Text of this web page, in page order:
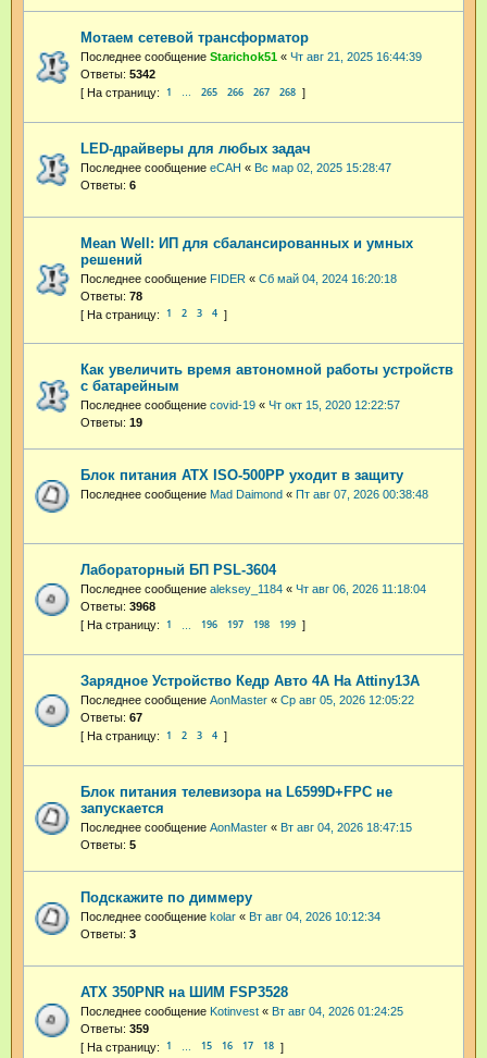
Мотаем сетевой трансформатор
Последнее сообщение Starichok51 « Чт авг 21, 2025 16:44:39
Ответы: 5342
1 … 265 266 267 268
LED-драйверы для любых задач
Последнее сообщение eCAH « Вс мар 02, 2025 15:28:47
Ответы: 6
Mean Well: ИП для сбалансированных и умных
решений
Последнее сообщение FIDER « Сб май 04, 2024 16:20:18
Ответы: 78
1 2 3 4
Как увеличить время автономной работы устройств
с батарейным
Последнее сообщение covid-19 « Чт окт 15, 2020 12:22:57
Ответы: 19
Блок питания ATX ISO-500PP уходит в защиту
Последнее сообщение Mad Daimond « Пт авг 07, 2026 00:38:48
Лабораторный БП PSL-3604
Последнее сообщение aleksey_1184 « Чт авг 06, 2026 11:18:04
Ответы: 3968
1 196 197 198 199
Зарядное Устройство Кедр Авто 4А На Attiny13A
Последнее сообщение AonMaster « Ср авг 05, 2026 12:05:22
Ответы: 67
1 2 3 4
Блок питания телевизора на L6599D+FPC не
запускается
Последнее сообщение AonMaster « Вт авг 04, 2026 18:47:15
Ответы: 5
Подскажите по диммеру
Последнее сообщение kolar « Вт авг 04, 2026 10:12:34
Ответы: 3
ATX 350PNR на ШИМ FSP3528
Последнее сообщение Kotinvest « Вт авг 04, 2026 01:24:25
Ответы: 359
1 15 16 17 18